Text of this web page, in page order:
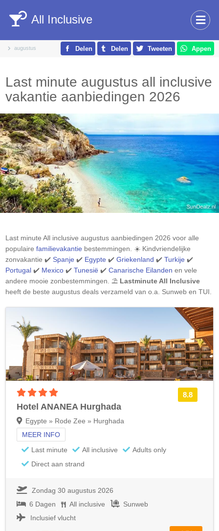
augustus
All Inclusive
Last minute augustus all inclusive
vakantie aanbiedingen 2026
Delen Delen Tweeten Appen
Last minute All inclusive augustus aanbiedingen 2026 voor alle
populaire familievakantie bestemmingen. ☀️ Kindvriendelijke
zonvakantie ✔️ Spanje ✔️ Egypte ✔️ Griekenland ✔️ Turkije ✔️
Portugal ✔️ Mexico ✔️ Tunesië ✔️ Canarische Eilanden en vele
andere mooie zonbestemmingen. ⛱️ Lastminute All Inclusive
heeft de beste augustus deals verzameld van o.a. Sunweb en TUI.
8.8
Hotel ANANEA Hurghada
Egypte » Rode Zee » Hurghada
MEER INFO
Last minute
All inclusive
Adults only
Direct aan strand
Zondag 30 augustus 2026
6 Dagen
All inclusive
Sunweb
Inclusief vlucht